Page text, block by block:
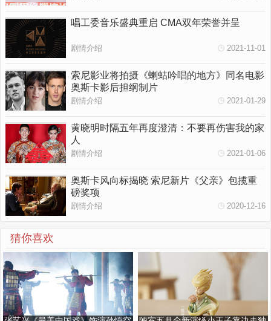
唱工委音乐盛典重启 CMA双年荣誉并呈
剧情介绍 2021-11-01
索尼影业将拍摄《蝲蛄吟唱的地方》同名电影
奥斯卡影后担纲制片
剧情介绍 2021-01-29
黄晓明时隔五年再度澄清：不要再伤害我的家
人
剧情介绍 2021-01-06
奥斯卡风向标揭晓 索尼新片《父亲》包揽重
磅奖项
剧情介绍 2020-12-16
猜你喜欢